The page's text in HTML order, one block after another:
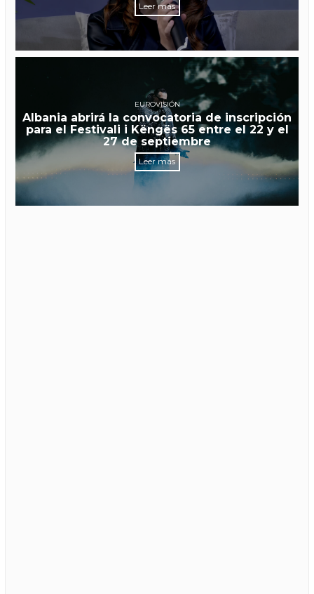
Leer más
EUROVISIÓN
Albania abrirá la convocatoria de inscripción
para el Festivali i Këngës 65 entre el 22 y el
27 de septiembre
Leer más